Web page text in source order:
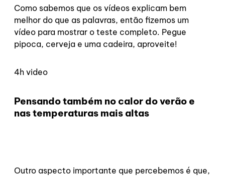
Como sabemos que os vídeos explicam bem
melhor do que as palavras, então fizemos um
vídeo para mostrar o teste completo. Pegue
pipoca, cerveja e uma cadeira, aproveite!
4h video
Pensando também no calor do verão e
nas temperaturas mais altas
Outro aspecto importante que percebemos é que,